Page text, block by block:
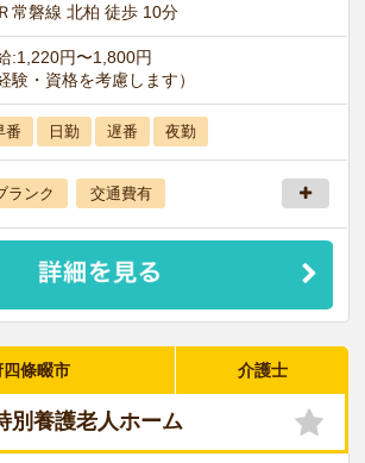
常磐線 北柏 徒歩 10分
:1,220円〜1,800円
経験・資格を考慮します）
番 日勤 遅番 夜勤
ランク 交通費有
四條畷市 介護士
別養護老人ホーム